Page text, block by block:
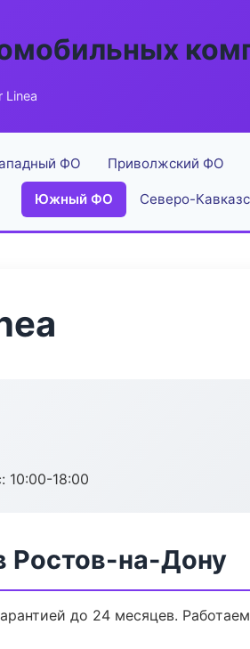
Linea
ФО Приволжский ФО
Южный ФО Северо-
10:00-18:00
Ростов-на-Дону
до 24 месяцев.